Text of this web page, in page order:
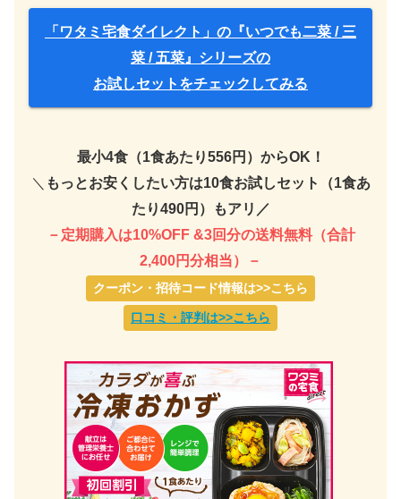
「ワタミ宅食ダイレクト」の『いつでも二菜 / 三
菜 / 五菜』シリーズの
お試しセットをチェックしてみる
最小4食（1食あたり556円）からOK！
＼ もっとお安くしたい方は10食お試しセット（1食あ
たり490円）もアリ／
－定期購入は10%OFF &3回分の送料無料（合計
2,400円分相当）－
クーポン・招待コード情報は>>こちら
口コミ・評判は>>こちら